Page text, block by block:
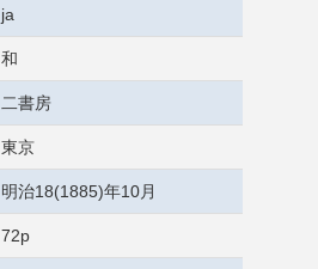
ja
和
二書房
東京
明治18(1885)年10月
72p